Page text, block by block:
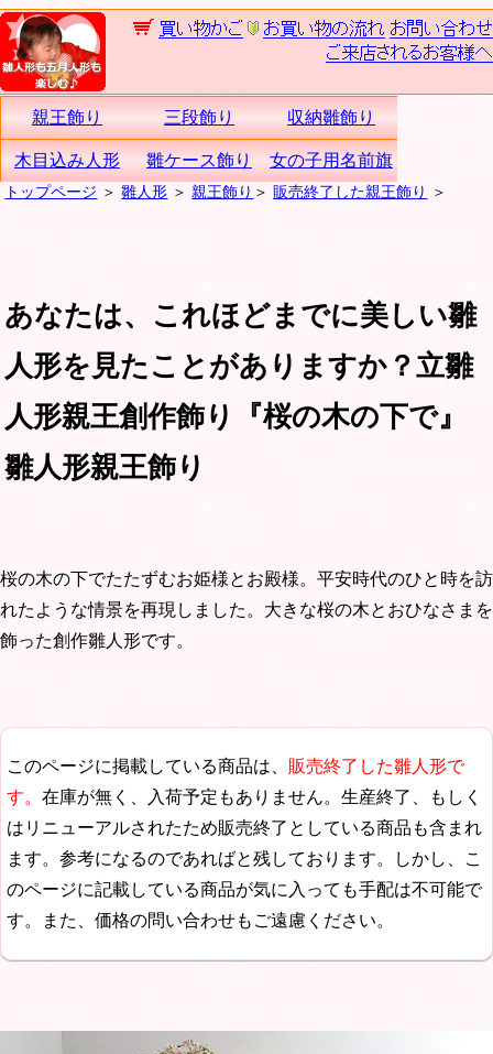
親王飾り 三段飾り 収納雛飾り
木目込み人形 雛ケース飾り 女の子用名前旗
トップページ ＞雛人形 ＞親王飾り ＞ 販売終了した親王飾り ＞
あなたは、これほどまでに美しい雛
人形を見たことがありますか？立雛
人形親王創作飾り『桜の木の下で』
雛人形親王飾り
桜の木の下でたたずむお姫様とお殿様。平安時代のひと時を訪
れたような情景を再現しました。大きな桜の木とおひなさまを
飾った創作雛人形です。
このページに掲載している商品は、 販売終了した雛人形で
す。 在庫が無く、入荷予定もありません。生産終了、もしく
はリニューアルされたため販売終了としている商品も含まれ
ます。参考になるのであればと残しております。しかし、こ
のページに記載している商品が気に入っても手配は不可能で
す。また、価格の問い合わせもご遠慮ください。